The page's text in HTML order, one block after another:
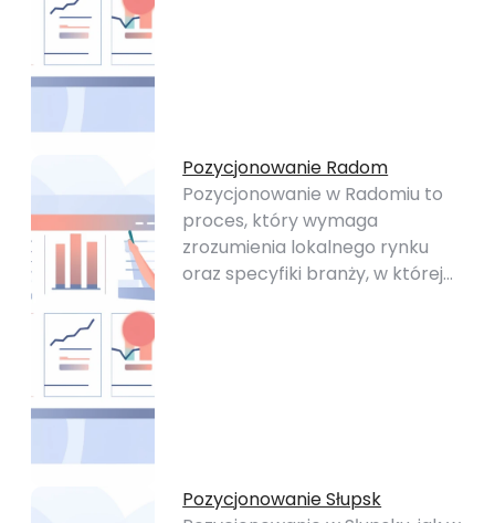
Pozycjonowanie Radom
Pozycjonowanie w Radomiu to
proces, który wymaga
zrozumienia lokalnego rynku
oraz specyfiki branży, w której…
Pozycjonowanie Słupsk